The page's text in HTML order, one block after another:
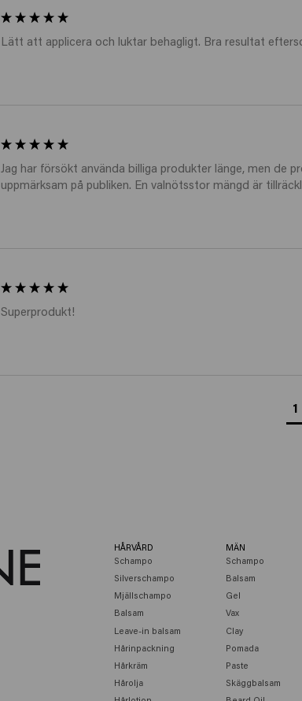
Lätt att applicera och luktar behagligt. Bra resultat
Jag har försökt använda billiga produkter länge, men de
uppmärksam på publiken. En valnötsstor mängd är
Superprodukt!
1
HÅRVÅRD
Schampo
Silverschampo
Mjällschampo
Balsam
Leave-in balsam
Hårinpackning
Hårkräm
Hårolja
MÄN
Schampo
Balsam
Gel
Vax
Clay
Pomada
Paste
Skäggbalsam